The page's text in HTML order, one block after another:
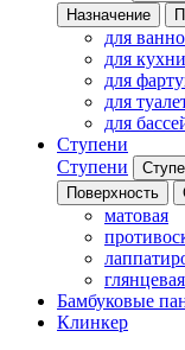
Назначение
для
для кухни
для
для
для
Ступени
Ступени
Поверхность
матовая
глянцевая
Бамбуковые
Клинкер